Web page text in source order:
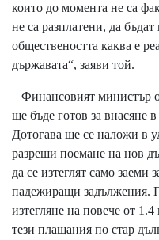
които до момента не са
не са разплатени, да
обществеността каква е
държавата“, заяви той.
Финансовият министър
ще бъде готов за внасяне
Дотогава ще се наложи в
разреши поемане на нов
да се изтеглят само заеми
падежиращи задължения.
изтегляне на повече от
тези плащания по стар